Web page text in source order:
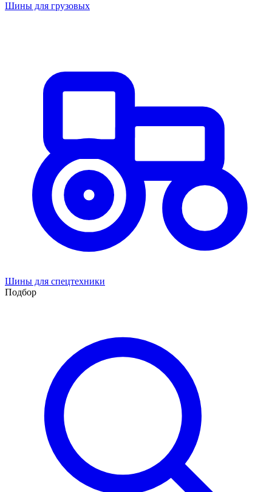
Шины для грузовых
Шины для спецтехники
Подбор